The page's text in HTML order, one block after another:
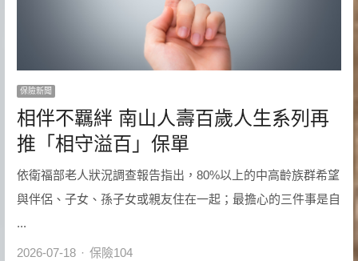
保險新聞
相伴不羈絆 南山人壽百歲人生系列再
推「相守溢百」保單
依衛福部老人狀況調查報告指出，80%以上的中高齡族群希望
與伴侶、子女、孫子女或親友住在一起；最擔心的三件事是自
...
2026-07-18 Author
保險104